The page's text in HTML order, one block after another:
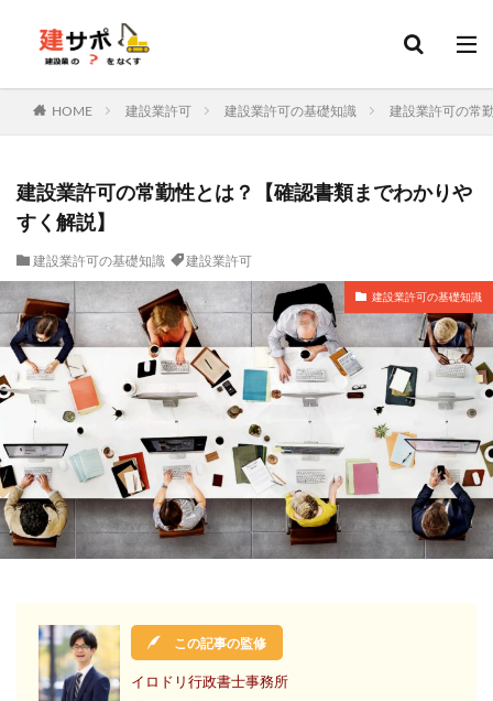
HOME 建設業許可 建設業許可の基礎知識 建設業許可の常
建設業許可の常勤性とは？【確認書類までわかりや
すく解説】
建設業許可の基礎知識 建設業許可
建設業許可の基礎知識
この記事の監修
イロドリ行政書士事務所
建設業許可 建設キャリアアップシステム
タグ
建設業許可
建設業 行政書士 更新 ファクタリング
ホームページ 資金調達 外国人 技能実習
特定技能 技能実習計画 土木施工管理技士
建築施工管理技士 造園施工管理技士
管工事施工管理技士 電気工事施工管理技士 補助金
ものづくり補助金 持続化補助金 IT導入補助金
転職 大阪